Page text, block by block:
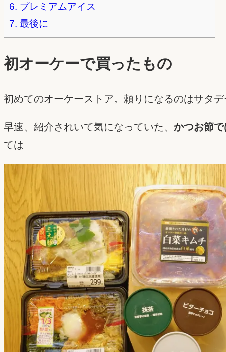
6. プレミアムアイス
7. 最後に
初オーケーで買ったもの
初めてのオーケーストア。頼りになるのはサタ
早速、紹介されいて気になっていた、 かつお節で
ては